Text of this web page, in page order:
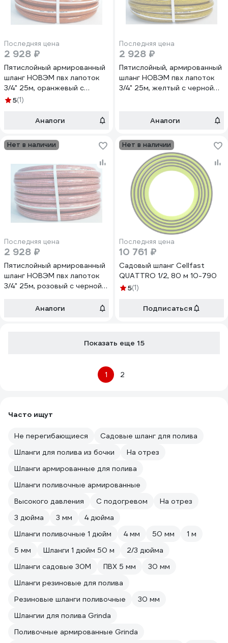
Последняя цена
2 928 ₽
Пятислойный армированный
шланг НОВЭМ пвх лапоток
3/4" 25м, оранжевый с
черной нитью ЛПТ 3/4" 25м,
5(1)
Аналоги
Последняя цена
2 928 ₽
Пятислойный, армированный
шланг НОВЭМ пвх лапоток
3/4" 25м, желтый с черной
Аналоги
Нет в наличии
Последняя цена
2 928 ₽
Пятислойный армированный
шланг НОВЭМ пвх лапоток
3/4" 25м, розовый с черной
с черной нитью
Аналоги
Нет в наличии
Последняя цена
10 761 ₽
Садовый шланг Cellfast
QUATTRO 1/2, 80 м 10-790
5(1)
Подписаться
Показать еще 15
1 2
Часто ищут
Не перегибающиеся
Садовые шланг для полива
Шланги для полива из бочки
На отрез
Шланги армированные для полива
Шланги поливочные армированные
Высокого давления
С подогревом
На отрез
3 дюйма
3 мм
4 дюйма
Шланги поливочные 1 дюйм
4 мм 50 мм
1 м
5 мм
Шланги 1 дюйм 50 м
2/3 дюйма
Шланги садовые 30М
ПВХ 5 мм
30 мм
Шланги резиновые для полива
Резиновые шланги поливочные
30 мм
Шлангии для полива Grinda
Поливочные армированные Grinda